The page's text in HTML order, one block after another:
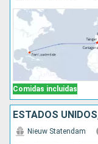
Comidas incluidas
Nieuw Statendam